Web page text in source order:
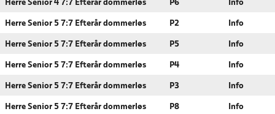
Herre Senior 4 7:7 Efterår dommerløs P6 Info
Herre Senior 5 7:7 Efterår dommerløs P2 Info
Herre Senior 5 7:7 Efterår dommerløs P5 Info
Herre Senior 5 7:7 Efterår dommerløs P4 Info
Herre Senior 5 7:7 Efterår dommerløs P3 Info
Herre Senior 5 7:7 Efterår dommerløs P8 Info